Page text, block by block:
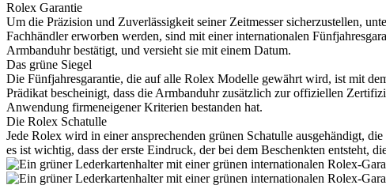
Rolex Garantie
Um die Präzision und Zuverlässigkeit seiner Zeitmesser sicherzustellen,
Fachhändler erworben werden, sind mit einer internationalen
Armbanduhr bestätigt, und versieht sie mit einem Datum.
Das grüne Siegel
Die Fünfjahresgarantie, die auf alle Rolex Modelle gewährt wird, ist mit
Prädikat bescheinigt, dass die Armbanduhr zusätzlich zur offiziellen
Anwendung firmeneigener Kriterien bestanden hat.
Die Rolex Schatulle
Jede Rolex wird in einer ansprechenden grünen Schatulle ausgehändigt,
es ist wichtig, dass der erste Eindruck, der bei dem Beschenkten entsteht,